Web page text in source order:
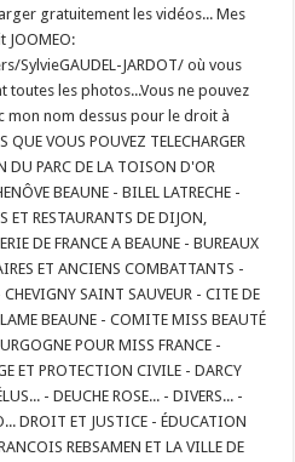
gratuitement les vidéos... Mes
JOOMEO:
SylvieGAUDEL-JARDOT/ où vous
les photos...Vous ne pouvez
mon nom dessus pour le droit à
VOUS POUVEZ TELECHARGER
DU PARC DE LA TOISON D'OR
BEAUNE - BILEL LATRECHE -
ET RESTAURANTS DE DIJON,
DE FRANCE A BEAUNE - BUREAUX
ET ANCIENS COMBATTANTS -
SAINT SAUVEUR - CITE DE
BEAUNE - COMITE MISS BEAUTÉ
POUR MISS FRANCE -
ET PROTECTION CIVILE - DARCY
- DEUCHE ROSE... - DIVERS... -
DROIT ET JUSTICE - ÉDUCATION
REBSAMEN ET LA VILLE DE